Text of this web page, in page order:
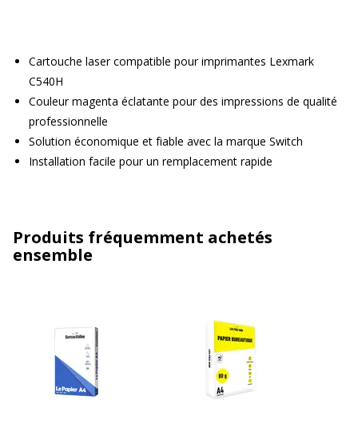
Cartouche laser compatible pour imprimantes Lexmark
C540H
Couleur magenta éclatante pour des impressions de qualité
professionnelle
Solution économique et fiable avec la marque Switch
Installation facile pour un remplacement rapide
Produits fréquemment achetés
ensemble